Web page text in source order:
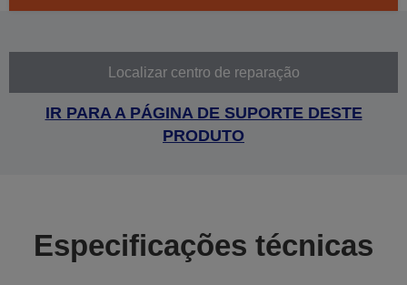
Localizar centro de reparação
IR PARA A PÁGINA DE SUPORTE DESTE
PRODUTO
Especificações técnicas